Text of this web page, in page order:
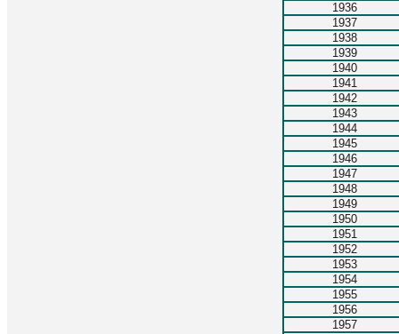
1936
1937
1938
1939
1940
1941
1942
1943
1944
1945
1946
1947
1948
1949
1950
1951
1952
1953
1954
1955
1956
1957